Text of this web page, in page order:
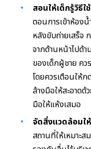
สอนให้เด็กรู้วิธี
ตอนการเข้าห้องน้
หลังขับถ่ายเสร็จ
จากด้านหน้าไปด้
ของเด็กผู้ชาย คว
โดยควรเตือนให้
ล้างมือให้สะอาด
มือให้แห้งเสมอ
จัดสิ่งแวดล้อมใ
สถานที่ให้เหมาะ